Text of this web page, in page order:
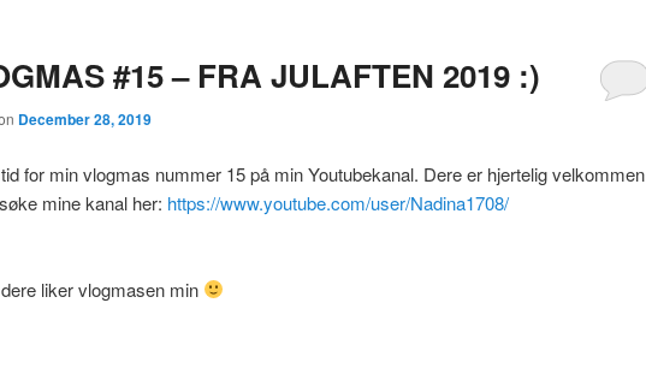
#15 – FRA JULAFTEN 2019 :)
December 28, 2019
for min vlogmas nummer 15 på min Youtubekanal. Dere er hjertelig velkommen
mine kanal her: https://www.youtube.com/user/Nadina1708/
liker vlogmasen min